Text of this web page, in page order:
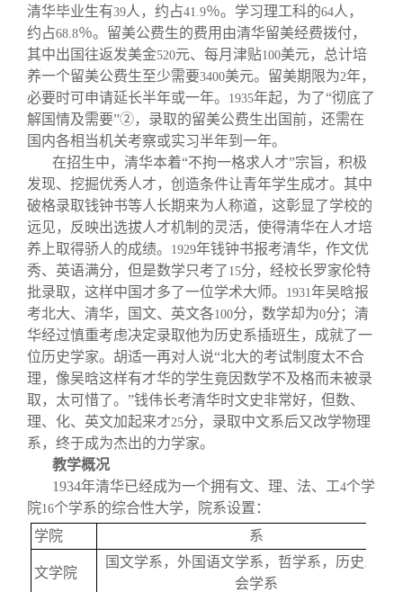
清华毕业生有39人，约占41.9％。学习理工科的64人，
约占68.8％。留美公费生的费用由清华留美经费拨付，
其中出国往返发美金520元、每月津贴100美元，总计培
养一个留美公费生至少需要3400美元。留美期限为2年，
必要时可申请延长半年或一年。
1935年起，为了“彻底了
解国情及需要”②，录取的留美公费生出国前，还需在
国内各相当机关考察或实习半年到一年。
在招生中，清华本着“不拘一格求人才”宗旨，积极
发现、挖掘优秀人才，创造条件让青年学生成才。其中
破格录取钱钟书等人长期来为人称道，这彰显了学校的
远见，反映出选拔人才机制的灵活，使得清华在人才培
养上取得骄人的成绩。
1929年钱钟书报考清华，作文优
秀、英语满分，但是数学只考了 15分，经校长罗家伦特
批录取，这样中国才多了一位学术大师。
1931年吴晗报
考北大、清华，国文、英文各100分，数学却为0分；清
华经过慎重考虑决定录取他为历史系插班生，成就了一
位历史学家。胡适一再对人说“北大的考试制度太不合
理，像吴晗这样有才华的学生竟因数学不及格而未被录
取，太可惜了。”钱伟长考清华时文史非常好，但数、
理、化、英文加起来才25分，录取中文系后又改学物理
系，终于成为杰出的力学家。
教学概况
1934年清华已经成为一个拥有文、理、法、工4个学
院16个学系的综合性大学，院系设置：
学院
系
文学院
国文学系，外国语文学系，哲学系，历史系，
会学系